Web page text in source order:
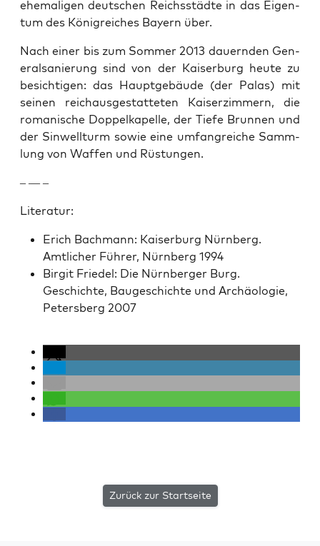
ehe­ma­li­gen deutschen Reichsstädte in das Eigen­
tum des Kön­i­gre­ich­es Bay­ern über.
Nach ein­er bis zum Som­mer 2013 dauern­den Gen­
er­al­sanierung sind von der Kaiser­burg heute zu
besichti­gen: das Haupt­ge­bäude (der Palas) mit
seinen reichaus­ges­tat­teten Kaiserz­im­mern, die
roman­is­che Dop­pelka­pelle, der Tiefe Brun­nen und
der Sin­well­turm sowie eine umfan­gre­iche Samm­
lung von Waf­fen und Rüs­tun­gen.
– — –
Lit­er­atur:
Erich Bach­mann: Kaiser­burg Nürn­berg.
Amtlich­er Führer, Nürn­berg 1994
Bir­git Friedel: Die Nürn­berg­er Burg.
Geschichte, Baugeschichte und Archäolo­gie,
Peters­berg 2007
Zurück zur Startseite